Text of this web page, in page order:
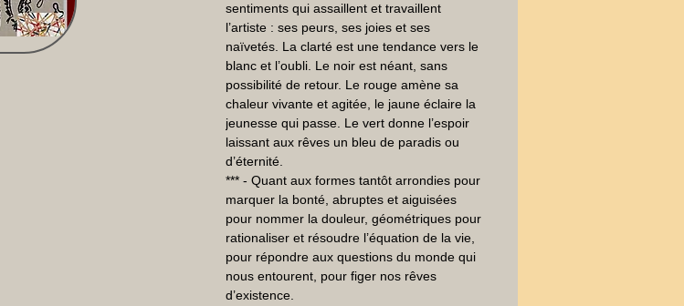
sentiments qui assaillent et travaillent
l’artiste : ses peurs, ses joies et ses
naïvetés. La clarté est une tendance vers le
blanc et l’oubli. Le noir est néant, sans
possibilité de retour. Le rouge amène sa
chaleur vivante et agitée, le jaune éclaire la
jeunesse qui passe. Le vert donne l’espoir
laissant aux rêves un bleu de paradis ou
d’éternité.
*** - Quant aux formes tantôt arrondies pour
marquer la bonté, abruptes et aiguisées
pour nommer la douleur, géométriques pour
rationaliser et résoudre l’équation de la vie,
pour répondre aux questions du monde qui
nous entourent, pour figer nos rêves
d’existence.